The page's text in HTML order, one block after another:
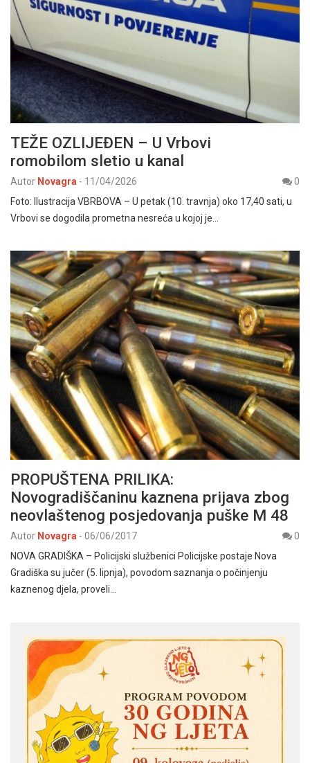
TEŽE OZLIJEĐEN – U Vrbovi
romobilom sletio u kanal
Autor Novagra - 11/04/2026
0
Foto: Ilustracija VBRBOVA – U petak (10. travnja) oko 17,40 sati, u
Vrbovi se dogodila prometna nesreća u kojoj je…
PROPUŠTENA PRILIKA:
Novogradiščaninu kaznena prijava zbog
neovlaštenog posjedovanja puške M 48
Autor Novagra - 06/06/2017
0
NOVA GRADIŠKA – Policijski službenici Policijske postaje Nova
Gradiška su jučer (5. lipnja), povodom saznanja o počinjenju
kaznenog djela, proveli…